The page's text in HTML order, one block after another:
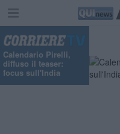
Calendario Pirelli,
diffuso il teaser:
focus sull'India